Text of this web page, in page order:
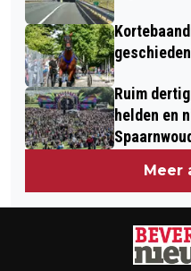
Ruim
helden en
Meer